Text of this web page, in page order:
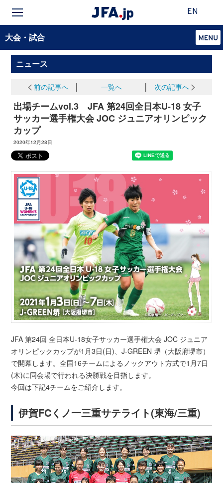
EN
大会・試合
ニュース
前の記事へ 一覧へ 次の記事へ
出場チームvol.3 JFA 第24回全日本U-18 女子
サッカー選手権大会 JOC ジュニアオリンピック
カップ
2020年12月28日
JFA 第24回 全日本U-18女子サッカー選手権大会 JOC ジュニア
オリンピックカップが1月3日(日)、J-GREEN 堺（大阪府堺市）
で開幕します。全国16チームによるノックアウト方式で1月7日
(木)に同会場で行われる決勝戦を目指します。
今回は下記4チームをご紹介します。
伊賀FCくノ一三重サテライト(東海/三重)